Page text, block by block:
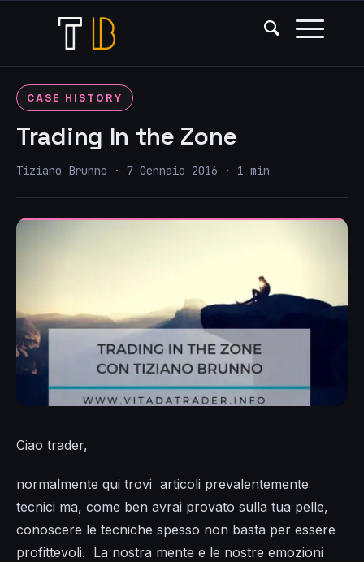
CASE HISTORY
Trading In the Zone
Tiziano Brunno · 7 Gennaio 2016 · 1 min
Ciao trader,
normalmente qui trovi articoli prevalentemente
tecnici ma, come ben avrai provato sulla tua pelle,
conoscere le tecniche spesso non basta per essere
profittevoli. La nostra mente e le nostre emozioni